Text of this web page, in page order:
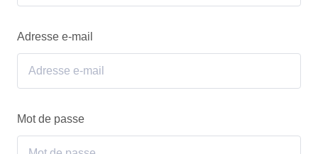
Adresse e-mail
Mot de passe